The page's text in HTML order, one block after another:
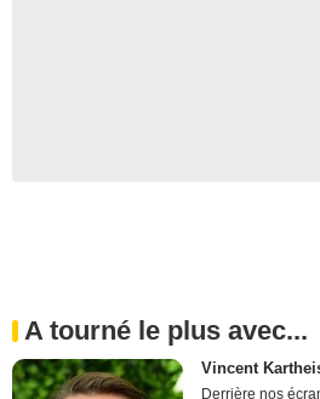
A tourné le plus avec...
Vincent
Derrière nos